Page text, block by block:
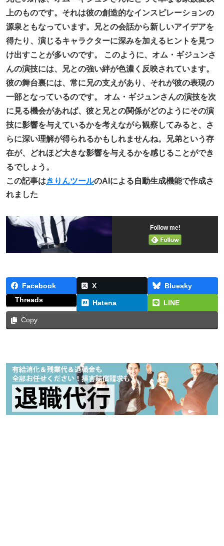
上のものです。それは彼の創造的なインスピレーションの
源泉ともなっています。兄との会話から新しいアイデアを
得たり、演じるキャラクターに深みを加えるヒントを見つ
け出すことが多いのです。 このように、オム・ギジュンさ
んの演技には、兄との強い絆が色濃く反映されています。
彼の舞台裏には、常に兄の支えがあり、それが彼の表現の
一部となっているのです。 オム・ギジュンさんの演技を次
に見る機会があれば、彼と兄との関係がどのようにその演
技に影響を与えているかを考えながら観察してみると、さ
らに深い理解が得られるかもしれませんね。兄弟という存
在が、どれほど大きな影響を与えるかを感じることができ
るでしょう。
この記事はきりんツールのAIによる自動生成機能で作成さ
れました
Follow me!
Facebook X
Bluesky
Threads
Hatena LINE
Copy